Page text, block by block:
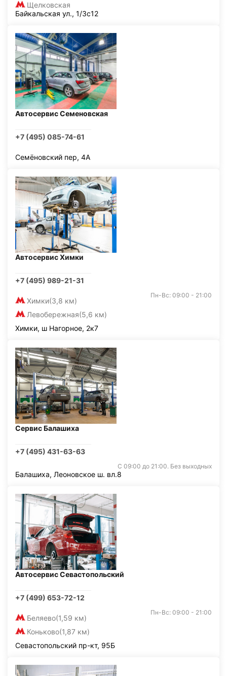
Щелковская
Байкальская ул., 1/3с12
Автосервис Семеновская
+7 (495) 085-74-61
Семёновский пер, 4А
Автосервис Химки
+7 (495) 989-21-31
Химки(3,8 км)
Левобережная(5,6 км)
Пн-Вс: 09:00 - 21:00
Химки, ш Нагорное, 2к7
Сервис Балашиха
+7 (495) 431-63-63
С 09:00 до 21:00. Без выходных
Балашиха, Леоновское ш. вл.8
Автосервис Севастопольский
+7 (499) 653-72-12
Беляево(1,59 км)
Коньково(1,87 км)
Пн-Вс: 09:00 - 21:00
Севастопольский пр-кт, 95Б